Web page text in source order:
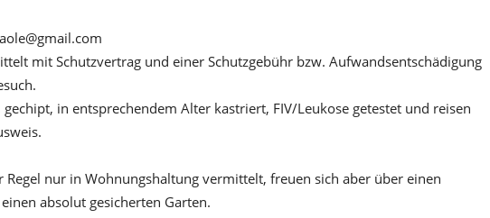
mit Schutzvertrag und einer Schutzgebühr bzw. Aufwandsentschädigung
in entsprechendem Alter kastriert, FIV/Leukose getestet und reisen
Regel nur in Wohnungshaltung vermittelt, freuen sich aber über einen
absolut gesicherten Garten.